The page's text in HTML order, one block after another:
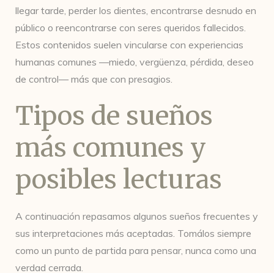
llegar tarde, perder los dientes, encontrarse desnudo en
público o reencontrarse con seres queridos fallecidos.
Estos contenidos suelen vincularse con experiencias
humanas comunes —miedo, vergüenza, pérdida, deseo
de control— más que con presagios.
Tipos de sueños
más comunes y
posibles lecturas
A continuación repasamos algunos sueños frecuentes y
sus interpretaciones más aceptadas. Tomálos siempre
como un punto de partida para pensar, nunca como una
verdad cerrada.